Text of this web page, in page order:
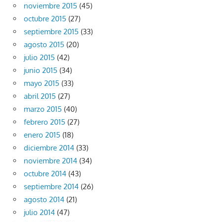
noviembre 2015 (45)
octubre 2015 (27)
septiembre 2015 (33)
agosto 2015 (20)
julio 2015 (42)
junio 2015 (34)
mayo 2015 (33)
abril 2015 (27)
marzo 2015 (40)
febrero 2015 (27)
enero 2015 (18)
diciembre 2014 (33)
noviembre 2014 (34)
octubre 2014 (43)
septiembre 2014 (26)
agosto 2014 (21)
julio 2014 (47)